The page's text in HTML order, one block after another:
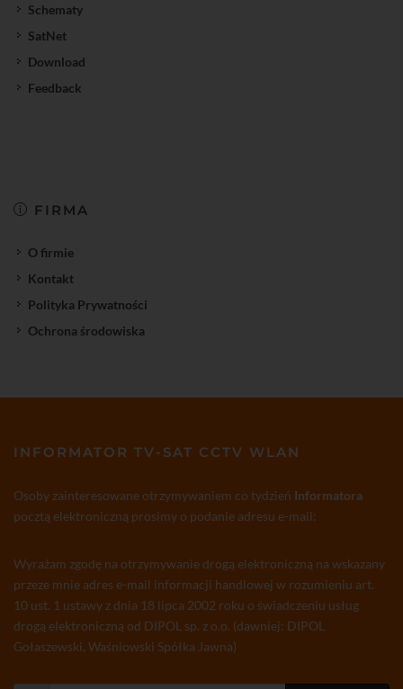
Schematy
SatNet
Download
Feedback
FIRMA
O firmie
Kontakt
Polityka Prywatności
Ochrona środowiska
INFORMATOR TV-SAT CCTV WLAN
Osoby zainteresowane otrzymywaniem co tydzień Informatora
pocztą elektroniczną prosimy o podanie adresu e-mail:
Wyrażam zgodę na otrzymywanie drogą elektroniczną na wskazany
przeze mnie adres e-mail informacji handlowej w rozumieniu art.
10 ust. 1 ustawy z dnia 18 lipca 2002 roku o świadczeniu usług
drogą elektroniczną od DIPOL sp. z o.o. (dawniej: DIPOL
Gołaszewski, Waśniowski Spółka Jawna)